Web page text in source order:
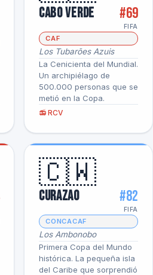
Cabo Verde #69
FIFA
CAF
Los Tubarões Azuis
La Cenicienta del Mundial.
Un archipiélago de
500.000 personas que se
metió en la Copa.
📻 RCV
🇨🇼
Curazao #82
FIFA
CONCACAF
Los Ambonobo
Primera Copa del Mundo
histórica. La pequeña isla
del Caribe que sorprendió